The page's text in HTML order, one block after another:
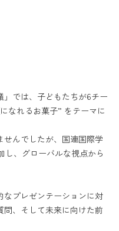
では、子どもたちが6チー
なれるお菓子” をテーマに
んでしたが、国連国際学
し、グローバルな視点から
なプレゼンテーションに対
問、そして未来に向けた前